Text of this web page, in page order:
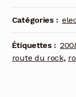
Catégories :
Étiquettes :
route du rock,